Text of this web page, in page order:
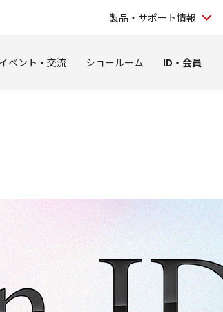
製品・サポート情報
イベント・交流 ショールーム ID・会員